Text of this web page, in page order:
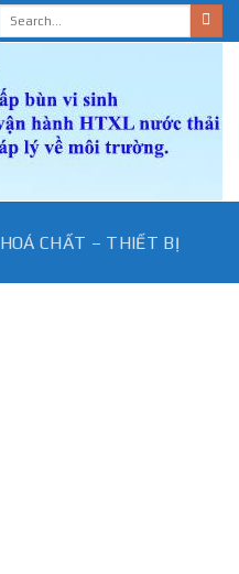
HOÁ CHẤT – THIẾT BỊ